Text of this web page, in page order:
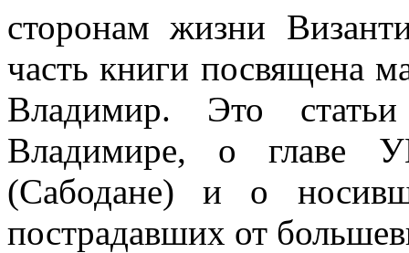
сторонам жизни
часть книги посвящена
Владимир. Это
Владимире, о главе
(Сабодане) и о
пострадавших от